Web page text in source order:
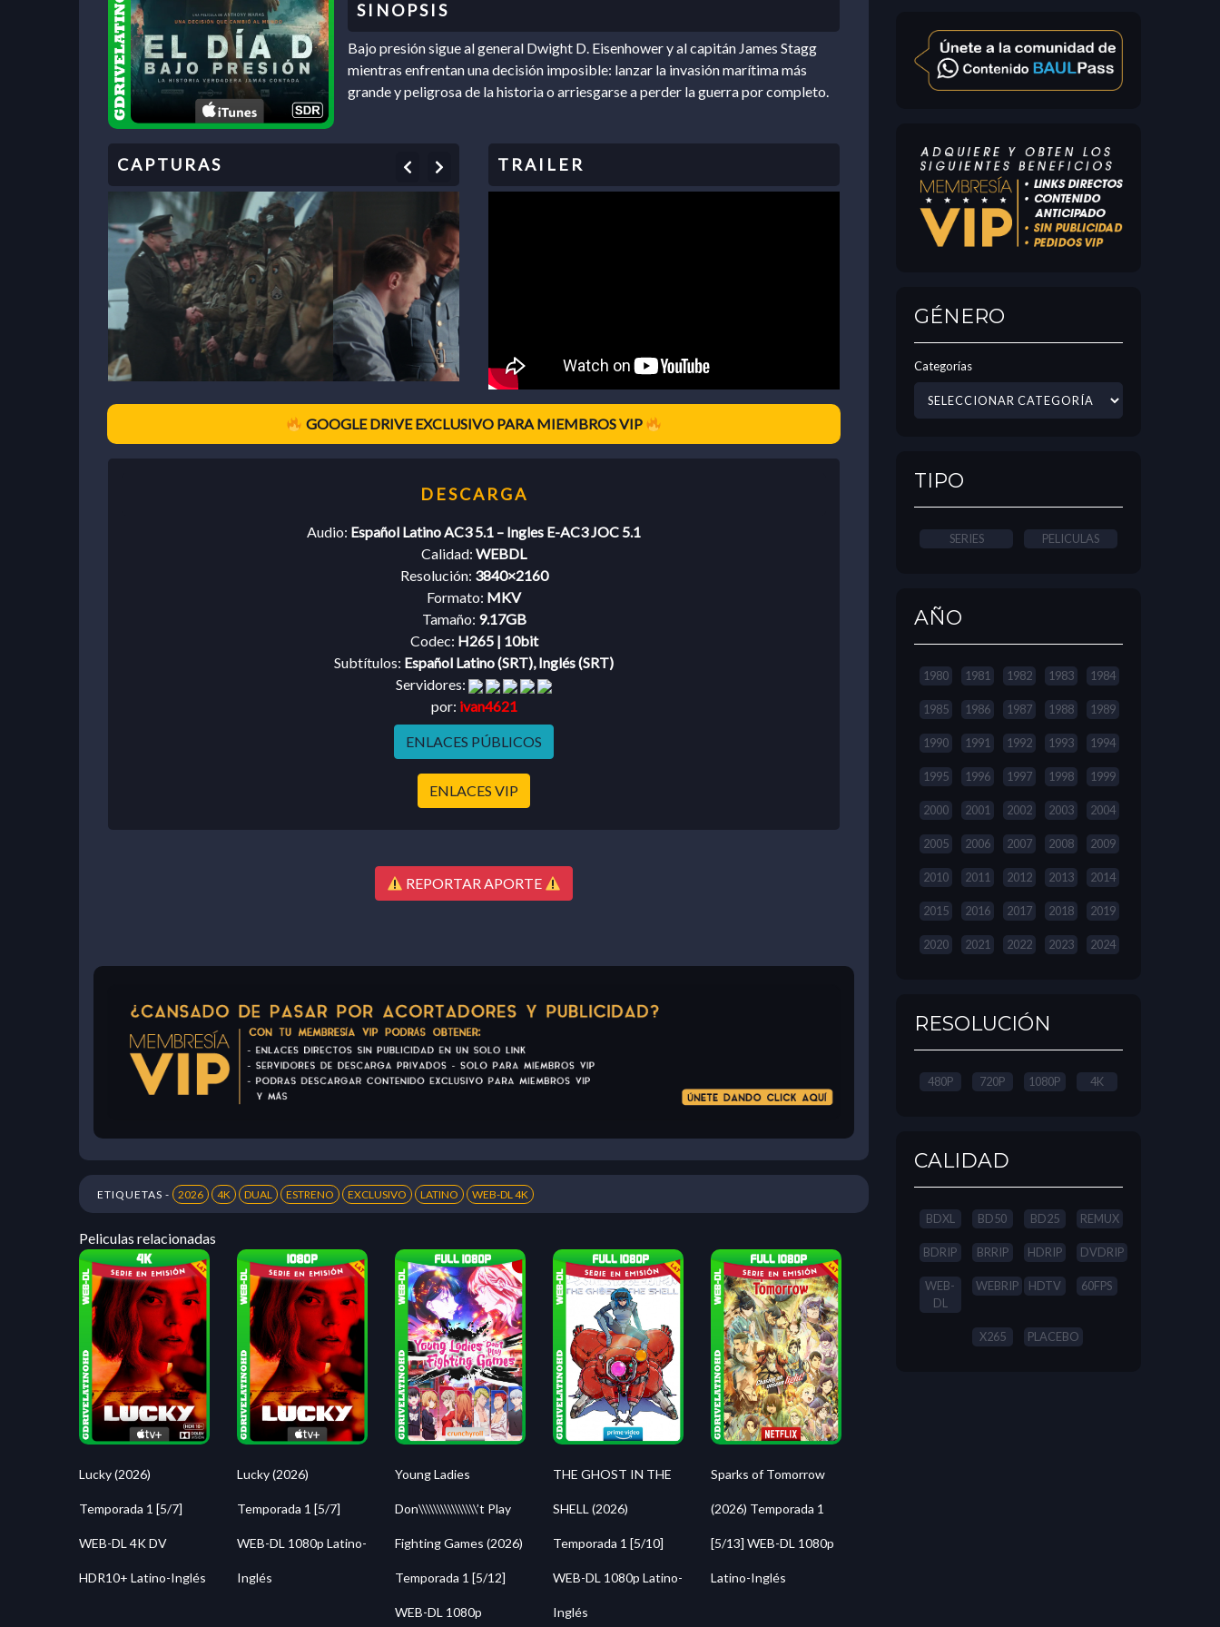
Bajo presión sigue al general Dwight D. Eisenhower y al capitán James Stagg
mientras enfrentan una decisión imposible: lanzar la invasión marítima más
grande y peligrosa de la historia o arriesgarse a perder la guerra por completo.
Previous
GOOGLE DRIVE EXCLUSIVO PARA MIEMBROS VIP
Audio: Español Latino AC3 5.1 – Ingles E-AC3 JOC 5.1
Calidad: WEBDL
Resolución: 3840×2160
Formato: MKV
Tamaño: 9.17GB
Codec: H265 | 10bit
Subtítulos: Español Latino (SRT), Inglés (SRT)
Servidores:
por: ivan4621
ENLACES PÚBLICOS
ENLACES VIP
REPORTAR APORTE
ETIQUETAS - 2026 4K DUAL ESTRENO EXCLUSIVO LATINO WEB-DL 4K
Peliculas relacionadas
Lucky (2026)
Temporada 1 [5/7]
WEB-DL 4K DV
HDR10+ Latino-Inglés
Lucky (2026)
Temporada 1 [5/7]
WEB-DL 1080p Latino-
Inglés
Young Ladies
Don\\\\\\\\\\\\\\\\’t Play
Fighting Games (2026)
Temporada 1 [5/12]
WEB-DL 1080p
THE GHOST IN THE
SHELL (2026)
Temporada 1 [5/10]
WEB-DL 1080p Latino-
Inglés
Sparks of Tomorrow
(2026) Temporada 1
[5/13] WEB-DL 1080p
Latino-Inglés
GÉNERO
Categorías
TIPO
SERIES PELICULAS
AÑO
1980 1981 1982 1983 1984
1985 1986 1987 1988 1989
1990 1991 1992 1993 1994
1995 1996 1997 1998 1999
2000 2001 2002 2003 2004
2005 2006 2007 2008 2009
2010 2011 2012 2013 2014
2015 2016 2017 2018 2019
2020 2021 2022 2023 2024
RESOLUCIÓN
480P 720P 1080P 4K
CALIDAD
BDXL BD50 BD25 REMUX
BDRIP BRRIP HDRIP DVDRIP
WEB-
DL
WEBRIP HDTV 60FPS
X265 PLACEBO